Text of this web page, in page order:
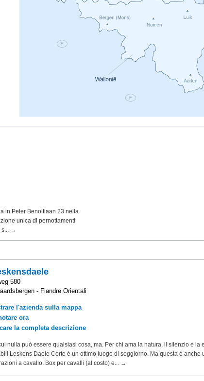
in Peter Benoitlaan 23 nella
unica di pernottamenti
s... →
580
- Fiandre Orientali
l'azienda sulla mappa
ora
la completa descrizione
nulla può essere qualsiasi cosa, ma. Per chi ama la natura, il silenzio e la
Leskens Daele Corte è un ottimo luogo di soggiorno. Ma questa è anche
a cavallo. Box per cavalli (al costo) e... →